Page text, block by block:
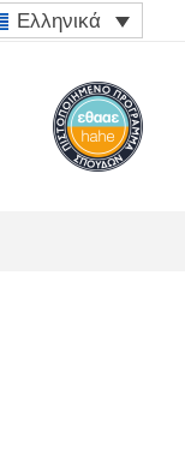
Ελληνικά